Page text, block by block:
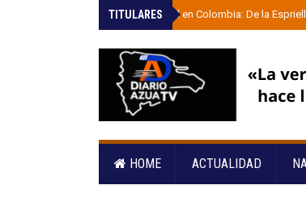
TITULARES
»Giro radical en Colombia: De la
HOME ACTUALIDAD